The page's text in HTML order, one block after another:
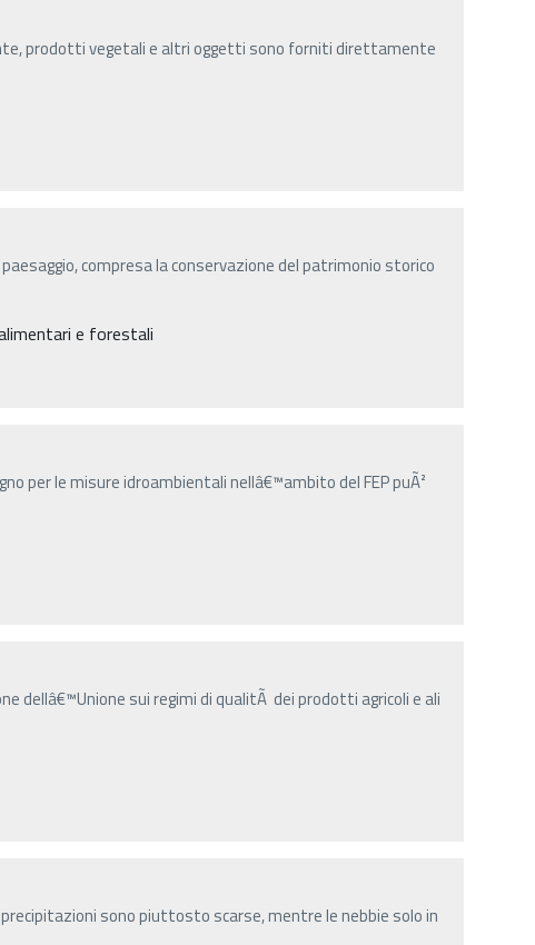
prodotti vegetali e altri oggetti sono forniti direttamente
compresa la conservazione del patrimonio storico
e forestali
per le misure idroambientali nellâ€™ambito del FEP puÃ²
dellâ€™Unione sui regimi di qualitÃ dei prodotti agricoli e ali
sono piuttosto scarse, mentre le nebbie solo in